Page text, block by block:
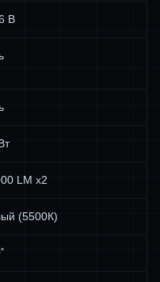
В
LM х2
(5500К)